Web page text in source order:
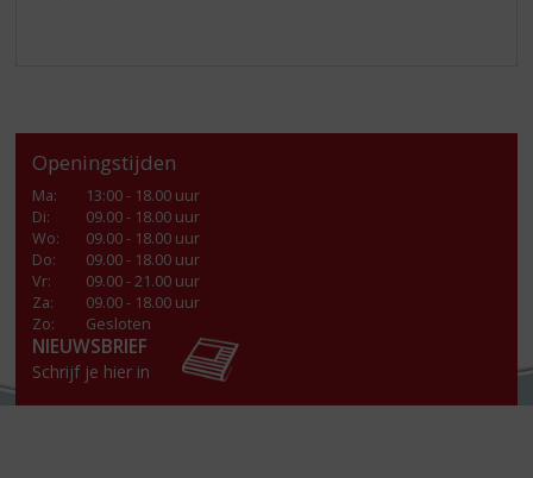
Openingstijden
Ma:
13:00 - 18.00 uur
Di:
09.00 - 18.00 uur
Wo:
09.00 - 18.00 uur
Do:
09.00 - 18.00 uur
Vr:
09.00 - 21.00 uur
Za:
09.00 - 18.00 uur
Zo:
Gesloten
NIEUWSBRIEF
Schrijf je hier in